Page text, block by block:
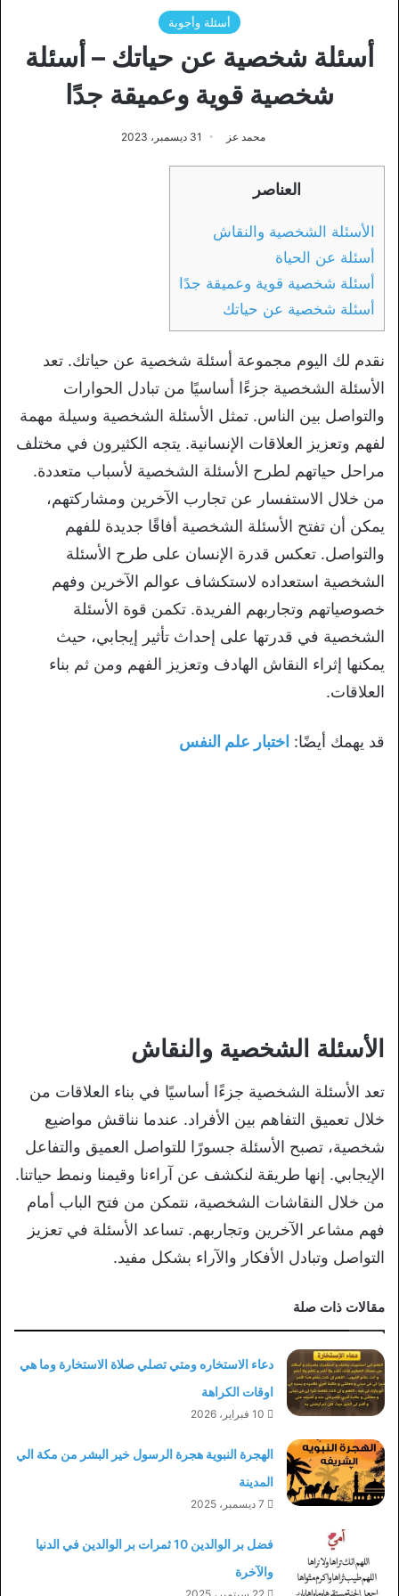
أسئلة وأجوبة
أسئلة شخصية عن حياتك – أسئلة
شخصية قوية وعميقة جدًا
محمد عز 31 ديسمبر، 2023
العناصر
الأسئلة الشخصية والنقاش
أسئلة عن الحياة
أسئلة شخصية قوية وعميقة جدًا
أسئلة شخصية عن حياتك
نقدم لك اليوم مجموعة أسئلة شخصية عن حياتك. تعد
الأسئلة الشخصية جزءًا أساسيًا من تبادل الحوارات
والتواصل بين الناس. تمثل الأسئلة الشخصية وسيلة مهمة
لفهم وتعزيز العلاقات الإنسانية. يتجه الكثيرون في مختلف
مراحل حياتهم لطرح الأسئلة الشخصية لأسباب متعددة.
من خلال الاستفسار عن تجارب الآخرين ومشاركتهم،
يمكن أن تفتح الأسئلة الشخصية أفاقًا جديدة للفهم
والتواصل. تعكس قدرة الإنسان على طرح الأسئلة
الشخصية استعداده لاستكشاف عوالم الآخرين وفهم
خصوصياتهم وتجاربهم الفريدة. تكمن قوة الأسئلة
الشخصية في قدرتها على إحداث تأثير إيجابي، حيث
يمكنها إثراء النقاش الهادف وتعزيز الفهم ومن ثم بناء
العلاقات.
قد يهمك أيضًا: اختبار علم النفس
الأسئلة الشخصية والنقاش
تعد الأسئلة الشخصية جزءًا أساسيًا في بناء العلاقات من
خلال تعميق التفاهم بين الأفراد. عندما نناقش مواضيع
شخصية، تصبح الأسئلة جسورًا للتواصل العميق والتفاعل
الإيجابي. إنها طريقة لنكشف عن آراءنا وقيمنا ونمط حياتنا.
من خلال النقاشات الشخصية، نتمكن من فتح الباب أمام
فهم مشاعر الآخرين وتجاربهم. تساعد الأسئلة في تعزيز
التواصل وتبادل الأفكار والآراء بشكل مفيد.
مقالات ذات صلة
دعاء الاستخاره ومتي تصلي صلاة الاستخارة وما هي
اوقات الكراهة
10 فبراير، 2026
الهجرة النبوية هجرة الرسول خير البشر من مكة الي
المدينة
7 ديسمبر، 2025
فضل بر الوالدين 10 ثمرات بر الوالدين في الدنيا
والآخرة